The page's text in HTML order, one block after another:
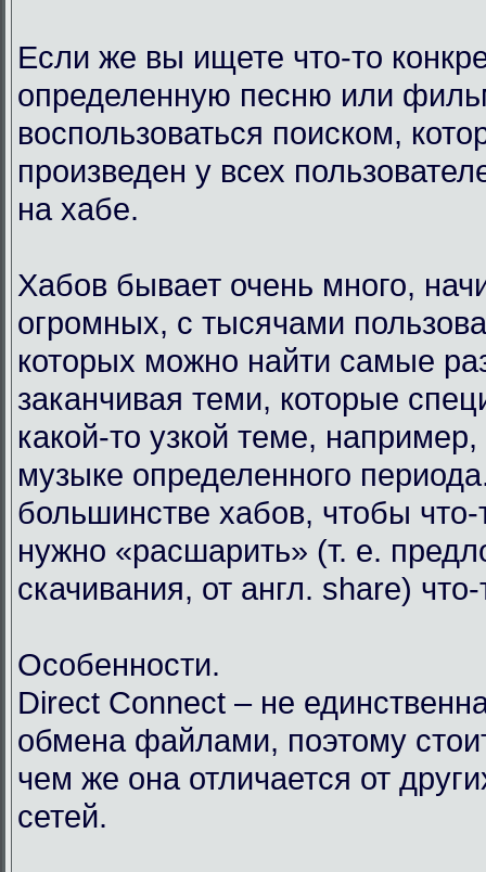
Если же вы ищете что-то
определенную песню или
воспользоваться поиском,
произведен у всех
на хабе.
Хабов бывает очень много,
огромных, с тысячами
которых можно найти самые
заканчивая теми, которые
какой-то узкой теме, например,
музыке определенного
большинстве хабов, чтобы что-
нужно «расшарить» (т. е.
скачивания, от англ. share)
Особенности.
Direct Connect – не
обмена файлами, поэтому
чем же она отличается от
сетей.